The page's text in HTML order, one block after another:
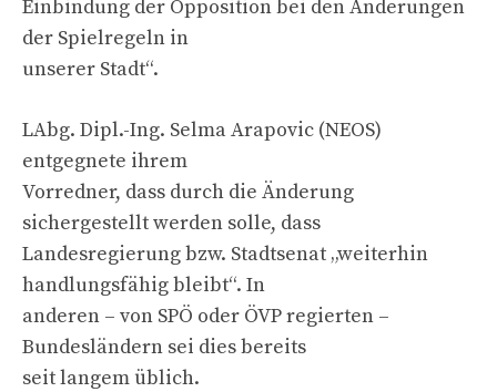
Einbindung der Opposition bei den Änderungen
der Spielregeln in
unserer Stadt“.
LAbg. Dipl.-Ing. Selma Arapovic (NEOS)
entgegnete ihrem
Vorredner, dass durch die Änderung
sichergestellt werden solle, dass
Landesregierung bzw. Stadtsenat „weiterhin
handlungsfähig bleibt“. In
anderen – von SPÖ oder ÖVP regierten –
Bundesländern sei dies bereits
seit langem üblich.